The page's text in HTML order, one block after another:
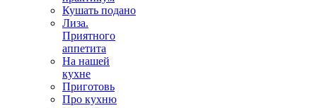
Кушать подано
Лиза.
Приятного
аппетита
На нашей
кухне
Приготовь
Про кухню